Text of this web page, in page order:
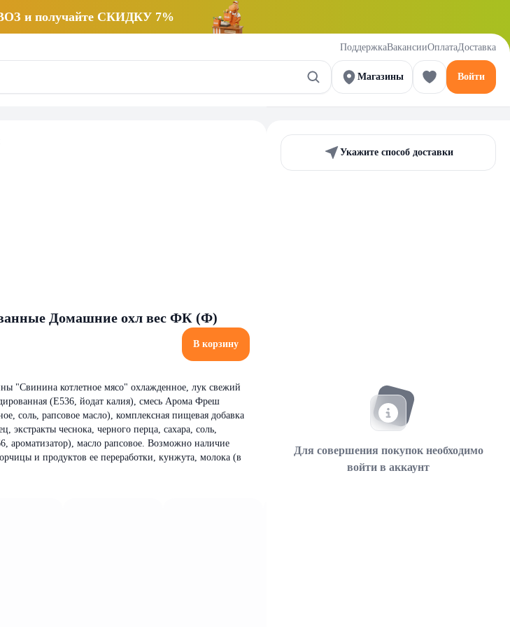
и получайте СКИДКУ 7%
ПоддержкаВакансииОплатаДоставка
Магазины Войти
Домашние охл вес ФК (Ф)
В корзину
"Свинина котлетное мясо" охлажденное, лук свежий
(Е536, йодат калия), смесь Арома Фреш
соль, рапсовое масло), комплексная пищевая добавка
чеснока, черного перца, сахара, соль,
ароматизатор), масло рапсовое. Возможно наличие
и продуктов ее переработки, кунжута, молока (в
Укажите способ доставки
Для совершения покупок необходимо
войти в аккаунт